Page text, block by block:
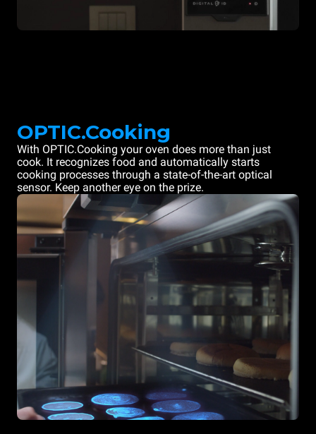
OPTIC.Cooking
With OPTIC.Cooking your oven does more than just
cook. It recognizes food and automatically starts
cooking processes through a state-of-the-art optical
sensor. Keep another eye on the prize.